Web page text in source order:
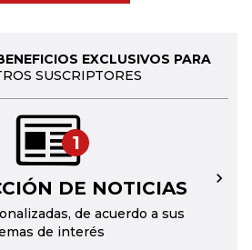
EXCLUSIVOS PARA
SUSCRIPTORES
1
DE NOTICIAS
de acuerdo a sus
de interés
→